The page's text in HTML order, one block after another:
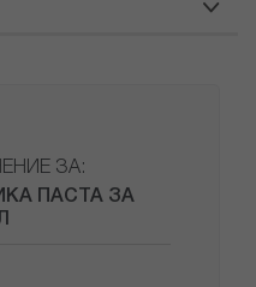
ЗА:
ПАСТА ЗА